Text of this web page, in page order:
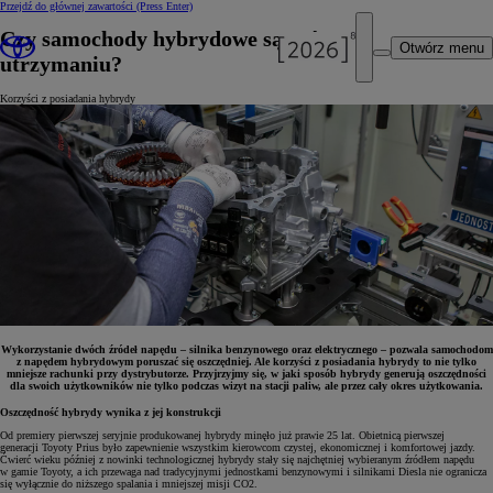
Przejdź do głównej zawartości (Press Enter)
Otwórz menu
Czy samochody hybrydowe są tańsze w
utrzymaniu?
Korzyści z posiadania hybrydy
Wykorzystanie dwóch źródeł napędu – silnika benzynowego oraz elektrycznego – pozwala samochodom
z napędem hybrydowym poruszać się oszczędniej. Ale korzyści z posiadania hybrydy to nie tylko
mniejsze rachunki przy dystrybutorze. Przyjrzyjmy się, w jaki sposób hybrydy generują oszczędności
dla swoich użytkowników nie tylko podczas wizyt na stacji paliw, ale przez cały okres użytkowania.
Oszczędność hybrydy wynika z jej konstrukcji
Od premiery pierwszej seryjnie produkowanej hybrydy minęło już prawie 25 lat. Obietnicą pierwszej
generacji Toyoty Prius było zapewnienie wszystkim kierowcom czystej, ekonomicznej i komfortowej jazdy.
Ćwierć wieku później z nowinki technologicznej hybrydy stały się najchętniej wybieranym źródłem napędu
w gamie Toyoty, a ich przewaga nad tradycyjnymi jednostkami benzynowymi i silnikami Diesla nie ogranicza
się wyłącznie do niższego spalania i mniejszej misji CO2.